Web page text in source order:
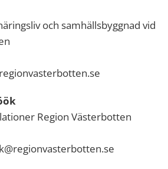
och samhällsbyggnad vid
Region Västerbotten